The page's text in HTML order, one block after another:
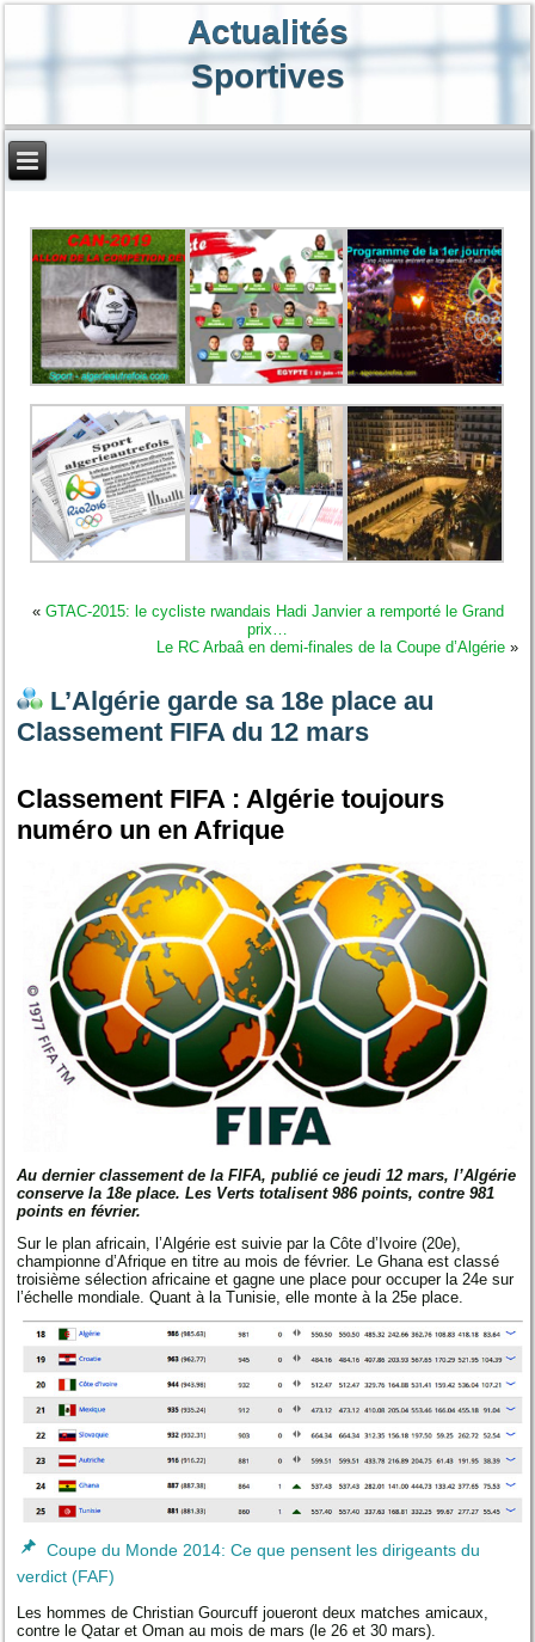
Actualités
Sportives
« GTAC-2015: le cycliste rwandais Hadi Janvier a remporté le Grand
prix…
Le RC Arbaâ en demi-finales de la Coupe d’Algérie»
L’Algérie garde sa 18e place au
Classement FIFA du 12 mars
Classement FIFA : Algérie toujours
numéro un en Afrique
Au dernier classement de la FIFA, publié ce jeudi 12 mars, l’Algérie
conserve la 18e place. Les Verts totalisent 986 points, contre 981
points en février.
Sur le plan africain, l’Algérie est suivie par la Côte d’Ivoire (20e),
championne d’Afrique en titre au mois de février. Le Ghana est classé
troisième sélection africaine et gagne une place pour occuper la 24e sur
l’échelle mondiale. Quant à la Tunisie, elle monte à la 25e place.
Coupe du Monde 2014: Ce que pensent les dirigeants du
verdict (FAF)
Les hommes de Christian Gourcuff joueront deux matches amicaux,
contre le Qatar et Oman au mois de mars (le 26 et 30 mars).